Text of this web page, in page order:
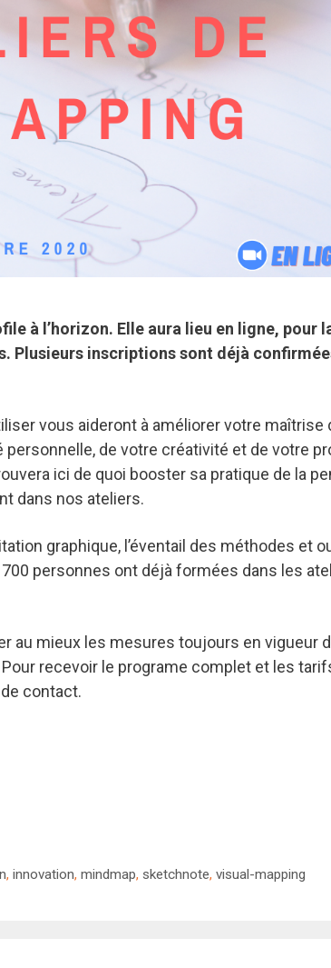
à l’horizon. Elle aura lieu en ligne, pour
Plusieurs inscriptions sont déjà
vous aideront à améliorer votre maîtrise
de votre créativité et de votre
ici de quoi booster sa pratique de la
dans nos ateliers.
graphique, l’éventail des méthodes et
personnes ont déjà formées dans les
au mieux les mesures toujours en vigueur
recevoir le programe complet et les
contact.
,innovation,mindmap, sketchnote,visual-mapping